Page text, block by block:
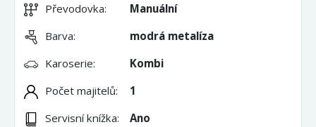
Převodovka:
Manuální
Barva:
modrá metalíza
Karoserie:
Kombi
Počet majitelů:
1
Servisní knížka:
Ano